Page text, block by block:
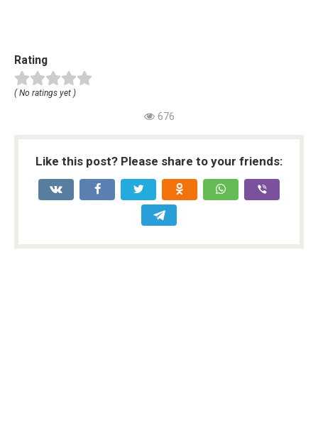
Rating
( No ratings yet )
676
Like this post? Please share to your friends: